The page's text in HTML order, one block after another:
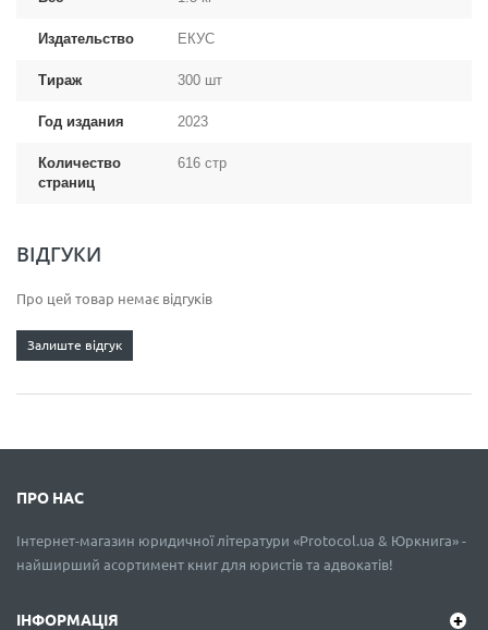
Издательство ЕКУС
Тираж 300 шт
Год издания 2023
Количество
страниц
616 стр
ВІДГУКИ
Про цей товар немає відгуків
Залиште відгук
ПРО НАС
Інтернет-магазин юридичної літератури «Protocol.ua & Юркнига» -
найширший асортимент книг для юристів та адвокатів!
ІНФОРМАЦІЯ